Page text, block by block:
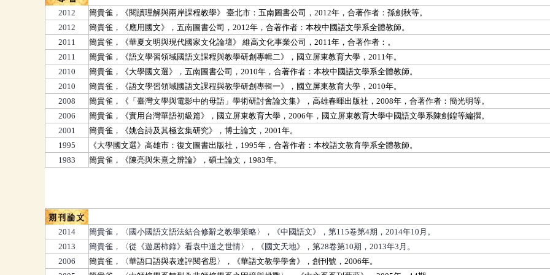
2012
簡貴雀，《閱讀理解與兩岸課程教學》 臺北市：五南圖書公司，2012年，合著作者：孫劍秋等。
2012
簡貴雀，《應用國文》，五南圖書公司，2012年，合著作者：本校中國語文學系全體教師。
2011
簡貴雀，《華夏文明與現代國家文化論壇》 維高文化事業公司，2011年，合著作者： 。
2011
簡貴雀，《語文學習領域國語文課程與教學研創專輯二》，國立屏東教育大學，2011年。
2010
簡貴雀，《大學國文選》，五南圖書公司，2010年，合著作者：本校中國語文學系全體教師。
2010
簡貴雀，《語文學習領域國語文課程與教學研創專輯一》，國立屏東教育大學，2010年。
2008
簡貴雀，《「臺灣文學與電影中的母語」學術研討會論文集》，高雄春暉出版社，2008年，合著作者：簡光明等。
2006
簡貴雀，《實用台灣華語初級篇》，國立屏東教育大學，2006年，國立屏東教育大學中國語文學系陳劍鍠等編撰。
2001
簡貴雀，《姚合詩及其極玄集研究》，博士論文，2001年。
1995
《大學國文選》高雄市：復文圖書出版社，1995年，合著作者：本校語文教育學系全體教師。
1983
簡貴雀，《陳亮與朱熹之辨論》，碩士論文，1983年。
2014
簡貴雀，〈國小國語文語法結合修辭之教學策略〉，《中國語文》，第115卷第4期，2014年10月。
2013
簡貴雀，〈從《遊居柿錄》看袁中道之世情〉，《國文天地》，第28卷第10期，2013年3月。
2006
簡貴雀，〈華語口語與表達評閱省思〉，《華語文教學學會》，創刊號，2006年。